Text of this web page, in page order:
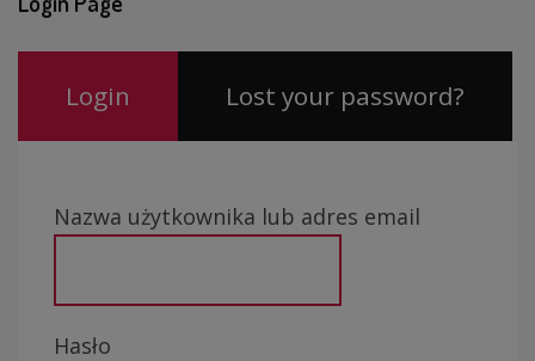
Login Lost your password?
Nazwa użytkownika lub adres email
Hasło